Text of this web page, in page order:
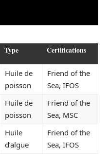
Type Certifications
Huile de
poisson
Friend of the
Sea, IFOS
Huile de
poisson
Friend of the
Sea, MSC
Huile
d’algue
Friend of the
Sea, IFOS